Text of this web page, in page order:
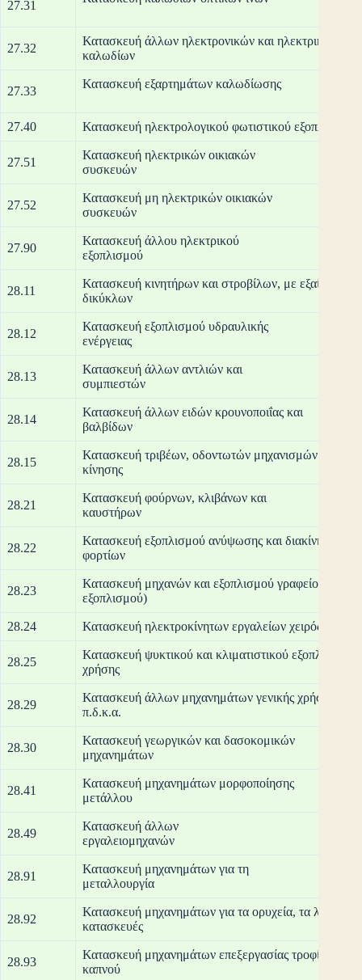
27.31
27.32
Κατασκευή άλλων ηλεκτρονικών και ηλεκτρικών
27.33
Κατασκευή
27.40 Κατασκευή ηλεκτρολογικού φωτιστικού εξοπλισμού
27.51
Κατασκευή ηλεκτρικών οικιακών
27.52
Κατασκευή μη ηλεκτρικών οικιακών
27.90
Κατασκευή άλλου ηλεκτρικού
28.11
Κατασκευή κινητήρων και στροβίλων, με εξαίρεση
28.12
Κατασκευή εξοπλισμού υδραυλικής
28.13
Κατασκευή άλλων αντλιών και
28.14
Κατασκευή άλλων ειδών κρουνοποιΐας και
28.15
Κατασκευή τριβέων, οδοντωτών μηχανισμών
28.21
Κατασκευή φούρνων, κλιβάνων και
28.22
Κατασκευή εξοπλισμού ανύψωσης και διακίνησης
28.23
Κατασκευή μηχανών και εξοπλισμού γραφείου
28.24 Κατασκευή ηλεκτροκίνητων εργαλείων χειρός
28.25
Κατασκευή ψυκτικού και κλιματιστικού εξοπλισμού
28.29
Κατασκευή άλλων μηχανημάτων γενικής χρήσης
28.30
Κατασκευή γεωργικών και δασοκομικών
28.41
Κατασκευή μηχανημάτων μορφοποίησης
28.49
Κατασκευή άλλων
28.91
Κατασκευή μηχανημάτων για τη
28.92
Κατασκευή μηχανημάτων για τα ορυχεία, τα λατομεία
28.93
Κατασκευή μηχανημάτων επεξεργασίας τροφίμων,